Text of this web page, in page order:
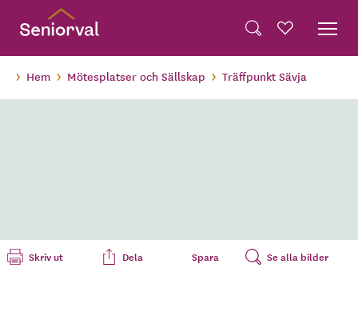
Hem Mötesplatser och Sällskap Träffpunkt Sävja
Skriv ut Dela Spara Se alla bilder
Translate